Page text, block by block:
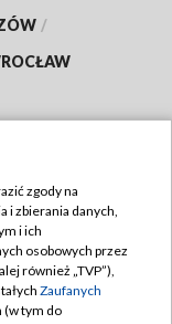
/
zgody na
i zbierania danych,
i ich
osobowych przez
również „TVP”),
Zaufanych
(w tym do